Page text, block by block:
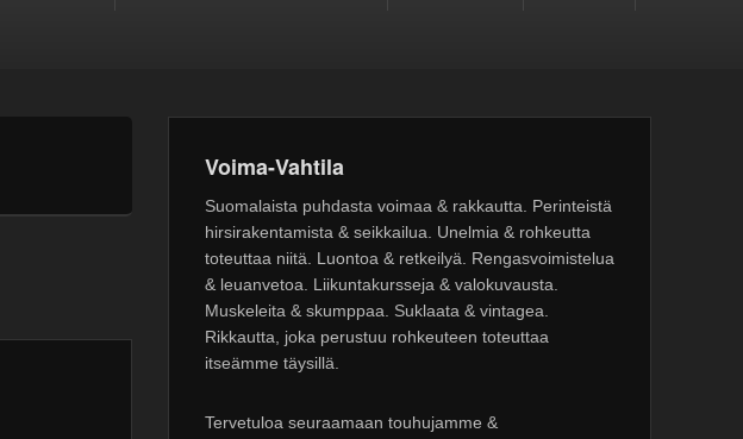
Voima-Vahtila
Suomalaista puhdasta voimaa & rakkautta. Perinteistä
hirsirakentamista & seikkailua. Unelmia & rohkeutta
toteuttaa niitä. Luontoa & retkeilyä. Rengasvoimistelua
& leuanvetoa. Liikuntakursseja & valokuvausta.
Muskeleita & skumppaa. Suklaata & vintagea.
Rikkautta, joka perustuu rohkeuteen toteuttaa
itseämme täysillä.
Tervetuloa seuraamaan touhujamme &